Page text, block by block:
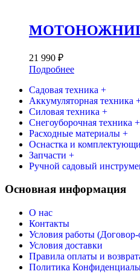
21 990 ₽
Подробнее
Садовая техника +
Аккумуляторная техника
Силовая техника +
Снегоуборочная техника +
Расходные материалы +
Оснастка и
Запчасти +
Ручной садовый
Основная информация
О нас
Контакты
Условия работы (Договор-
Условия доставки
Правила оплаты и
Политика